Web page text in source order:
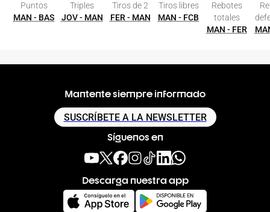
Puntos
MAN - BAS
Triples
JOV - MAN
Tiros de 2
FER - MAN
Tiros libres
MAN - FCB
Rebotes
totales
MAN - FER
Mantente siempre informado
SUSCRÍBETE A LA NEWSLETTER
Síguenos en
Descarga nuestra app